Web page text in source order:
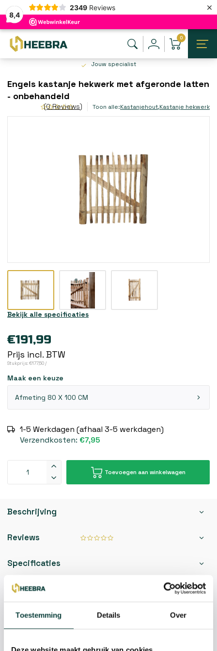
Toestemming Details Over
8,4
2349 Reviews ×
0
Jouw specialist
Engels kastanje hekwerk met afgeronde latten
- onbehandeld
(0 Reviews) Toon alle:Kastanjehout,Kastanje hekwerk
Bekijk alle specificaties
€191,99
Prijs incl. BTW
Stukprijs: €177,50 /
Maak een keuze
Afmeting 80 X 100 CM
1-5 Werkdagen (afhaal 3-5 werkdagen)
Verzendkosten: €7,95
Toevoegen aan winkelwagen
Beschrijving
Reviews
Specificaties
info@heebra.com